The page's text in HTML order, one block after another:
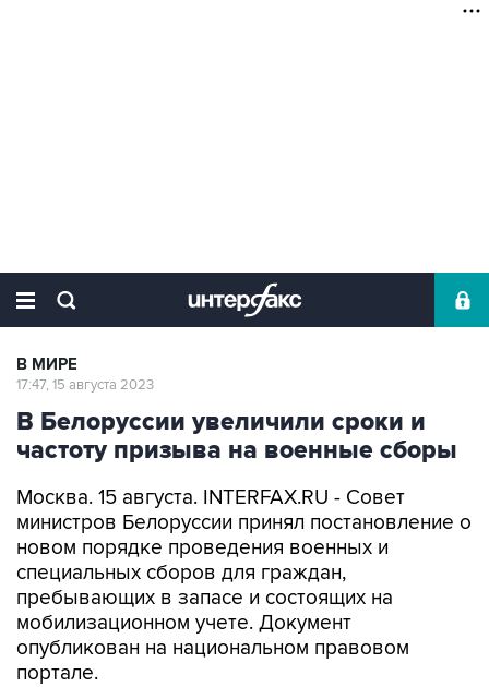
В МИРЕ
17:47, 15 августа 2023
В Белоруссии увеличили сроки и
частоту призыва на военные сборы
Москва. 15 августа. INTERFAX.RU - Совет
министров Белоруссии принял постановление о
новом порядке проведения военных и
специальных сборов для граждан,
пребывающих в запасе и состоящих на
мобилизационном учете. Документ
опубликован на национальном правовом
портале.